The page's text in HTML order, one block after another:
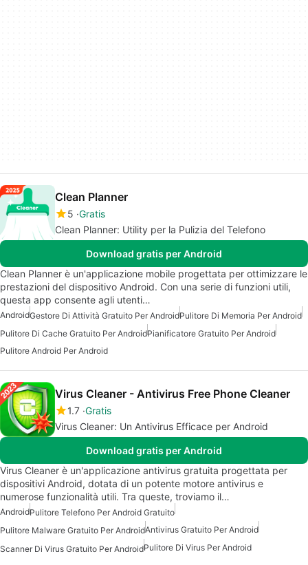
Clean Planner
5 Gratis
Clean Planner: Utility per la Pulizia del Telefono
Download gratis per Android
Clean Planner è un'applicazione mobile progettata per ottimizzare le
prestazioni del dispositivo Android. Con una serie di funzioni utili,
questa app consente agli utenti…
AndroidGestore Di Attività Gratuito Per AndroidPulitore Di Memoria Per Android
Pulitore Di Cache Gratuito Per AndroidPianificatore Gratuito Per Android
Pulitore Android Per Android
Virus Cleaner - Antivirus Free Phone Cleaner
1.7 Gratis
Virus Cleaner: Un Antivirus Efficace per Android
Download gratis per Android
Virus Cleaner è un'applicazione antivirus gratuita progettata per
dispositivi Android, dotata di un potente motore antivirus e
numerose funzionalità utili. Tra queste, troviamo il…
AndroidPulitore Telefono Per Android Gratuito
Pulitore Malware Gratuito Per AndroidAntivirus Gratuito Per Android
Scanner Di Virus Gratuito Per AndroidPulitore Di Virus Per Android